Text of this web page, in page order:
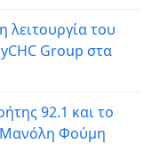
λειτουργία του
Group στα
92.1 και το
Μανόλη Φούμη